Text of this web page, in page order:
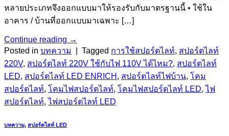
หลายประเภทจึงออกแบบมาให้รองรับกับมาตรฐานนี้ • ใช้ใน
อาคาร / บ้านที่ออกแบบมาเฉพาะ […]
Continue reading →
Posted in บทความ Tagged การใช้สปอร์ตไลท์, สปอร์ตไลท์
220V, สปอร์ตไลท์ 220V ใช้กับไฟ 110V ได้ไหม?, สปอร์ตไลท์
LED, สปอร์ตไลท์ LED ENRICH , สปอร์ตไลท์ไฟบ้าน, โคม
สปอร์ตไลท์, โคมไฟสปอร์ตไลท์, โคมไฟสปอร์ตไลท์ LED,ไฟ
สปอร์ตไลท์,ไฟสปอร์ตไลท์ LED
บทความ, สปอร์ตไลท์ LED